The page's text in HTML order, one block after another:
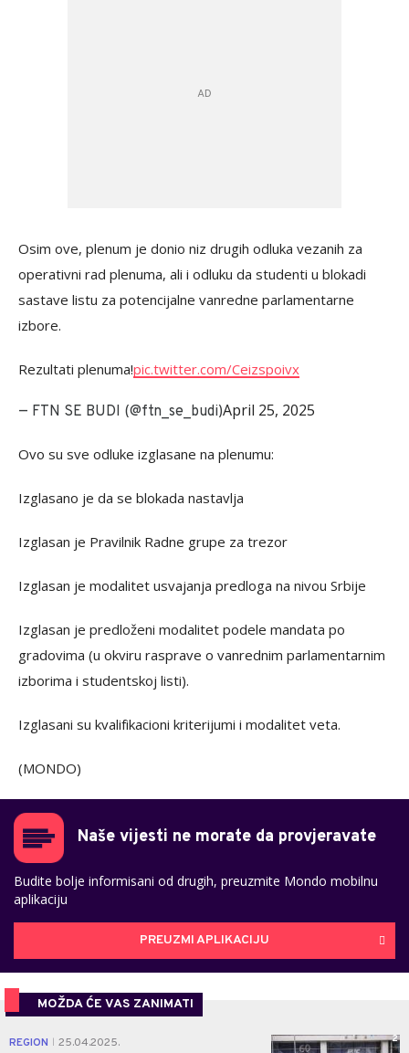
Osim ove, plenum je donio niz drugih odluka vezanih za
operativni rad plenuma, ali i odluku da studenti u blokadi
sastave listu za potencijalne vanredne parlamentarne
izbore.
Rezultati plenuma!pic.twitter.com/Ceizspoivx
— FTN SE BUDI (@ftn_se_budi)April 25, 2025
Ovo su sve odluke izglasane na plenumu:
Izglasano je da se blokada nastavlja
Izglasan je Pravilnik Radne grupe za trezor
Izglasan je modalitet usvajanja predloga na nivou Srbije
Izglasan je predloženi modalitet podele mandata po
gradovima (u okviru rasprave o vanrednim parlamentarnim
izborima i studentskoj listi).
Izglasani su kvalifikacioni kriterijumi i modalitet veta.
(MONDO)
Naše vijesti ne morate da provjeravate
Budite bolje informisani od drugih, preuzmite Mondo mobilnu
aplikaciju
PREUZMI APLIKACIJU
MOŽDA ĆE VAS ZANIMATI
REGION 25.04.2025. 2